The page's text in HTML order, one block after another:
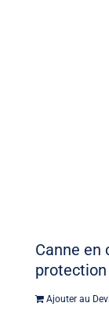
Canne en
protection
Ajouter au